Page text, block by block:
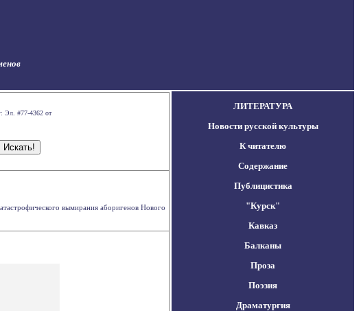
Эл. #77-4362 от
вымирания аборигенов Нового
ЛИТЕРАТУРА
Новости русской культуры
К читателю
Содержание
Публицистика
"Курск"
Кавказ
Балканы
Проза
Поэзия
Драматургия